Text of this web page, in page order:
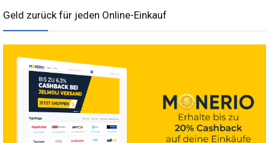
Geld zurück für jeden Online-Einkauf